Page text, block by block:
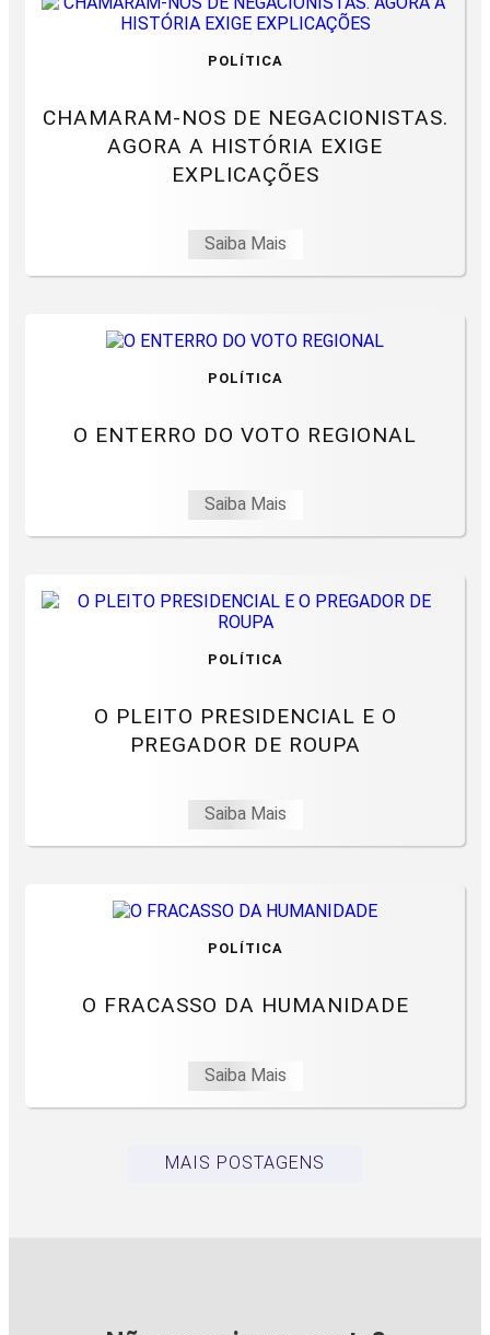
POLÍTICA
CHAMARAM-NOS DE NEGACIONISTAS.
AGORA A HISTÓRIA EXIGE
EXPLICAÇÕES
Saiba Mais
POLÍTICA
O ENTERRO DO VOTO REGIONAL
Saiba Mais
POLÍTICA
O PLEITO PRESIDENCIAL E O
PREGADOR DE ROUPA
Saiba Mais
POLÍTICA
O FRACASSO DA HUMANIDADE
Saiba Mais
MAIS POSTAGENS